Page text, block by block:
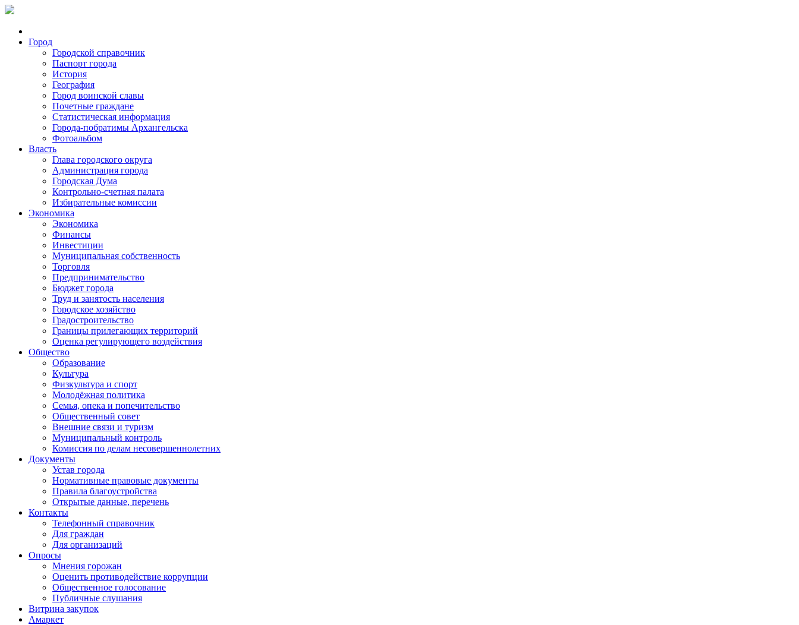
Город
Городской справочник
Паспорт города
История
География
Город воинской славы
Почетные граждане
Статистическая информация
Города-побратимы Архангельска
Фотоальбом
Власть
Глава городского округа
Администрация города
Городская Дума
Контрольно-счетная палата
Избирательные комиссии
Экономика
Экономика
Финансы
Инвестиции
Муниципальная собственность
Торговля
Предпринимательство
Бюджет города
Труд и занятость населения
Городское хозяйство
Градостроительство
Границы прилегающих территорий
Оценка регулирующего воздействия
Общество
Образование
Культура
Физкультура и спорт
Молодёжная политика
Семья, опека и попечительство
Общественный совет
Внешние связи и туризм
Муниципальный контроль
Комиссия по делам несовершеннолетних
Документы
Устав города
Нормативные правовые документы
Правила благоустройства
Открытые данные, перечень
Контакты
Телефонный справочник
Для граждан
Для организаций
Опросы
Мнения горожан
Оценить противодействие коррупции
Общественное голосование
Публичные слушания
Витрина закупок
Амаркет